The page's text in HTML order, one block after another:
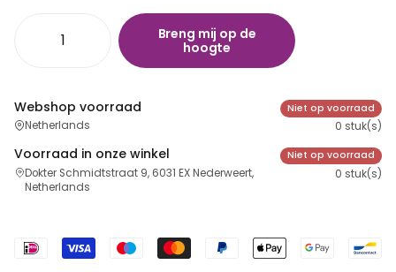
Breng mij op de
hoogte
Webshop voorraad
Netherlands
Niet op voorraad
0 stuk(s)
Voorraad in onze winkel
Dokter Schmidtstraat 9, 6031 EX Nederweert,
Netherlands
Niet op voorraad
0 stuk(s)